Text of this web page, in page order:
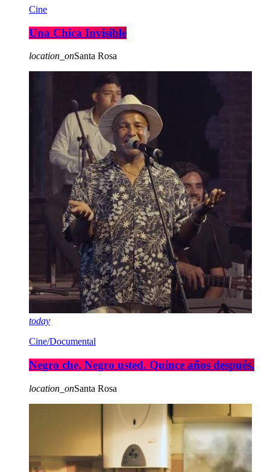
Cine
Una Chica Invisible
location_onSanta Rosa
today
Cine/Documental
Negro che, Negro usted. Quince años después.
location_onSanta Rosa